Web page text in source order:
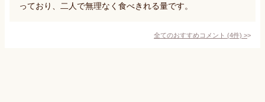
っており、二人で無理なく食べきれる量です。
全てのおすすめコメント (4件) >